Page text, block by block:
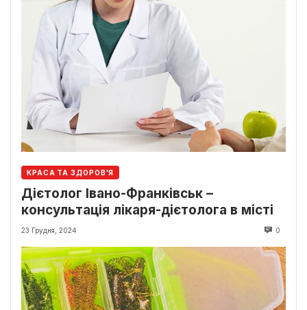
КРАСА ТА ЗДОРОВ'Я
Дієтолог Івано-Франківськ –
консультація лікаря-дієтолога в місті
23 Грудня, 2024 0